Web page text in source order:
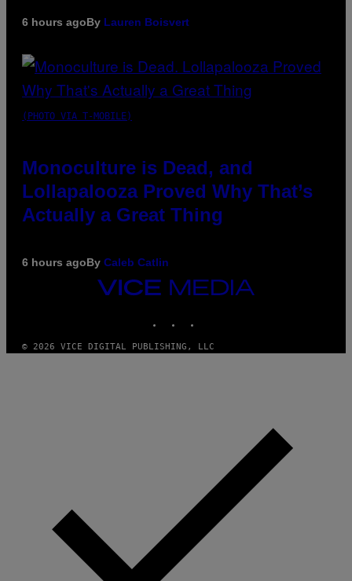
6 hours agoBy Lauren Boisvert
(PHOTO VIA T-MOBILE)
Monoculture is Dead, and
Lollapalooza Proved Why That’s
Actually a Great Thing
6 hours agoBy Caleb Catlin
VICE
MEDIA
© 2026 VICE DIGITAL PUBLISHING, LLC